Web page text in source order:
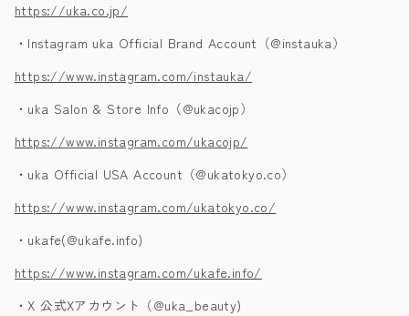
https://uka.co.jp/
・Instagram uka Official Brand Account（@instauka）
https://www.instagram.com/instauka/
・uka Salon & Store Info（@ukacojp）
https://www.instagram.com/ukacojp/
・uka Official USA Account（@ukatokyo.co）
https://www.instagram.com/ukatokyo.co/
・ukafe(@ukafe.info)
https://www.instagram.com/ukafe.info/
・X 公式Xアカウント（@uka_beauty)